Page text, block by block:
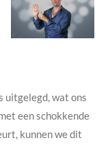
uitgelegd, wat ons
een schokkende
kunnen we dit